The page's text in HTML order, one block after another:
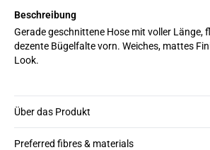
Beschreibung
Gerade geschnittene Hose mit voller Länge,
dezente Bügelfalte vorn. Weiches, mattes
Look.
Über das Produkt
Preferred fibres & materials